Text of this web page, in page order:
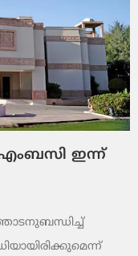
എംബസി ഇന്ന്